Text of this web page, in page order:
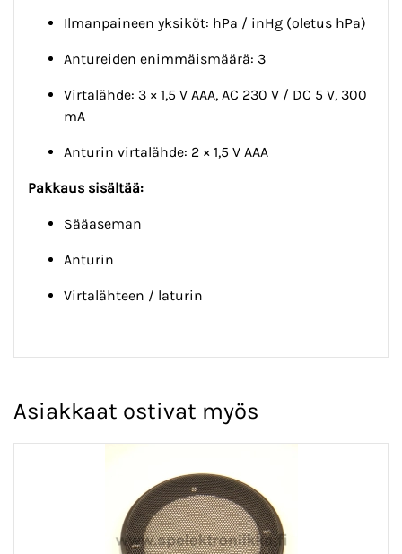
Ilmanpaineen yksiköt: hPa / inHg (oletus hPa)
Antureiden enimmäismäärä: 3
Virtalähde: 3 × 1,5 V AAA, AC 230 V / DC 5 V, 300
mA
Anturin virtalähde: 2 × 1,5 V AAA
Pakkaus sisältää:
Sääaseman
Anturin
Virtalähteen / laturin
Asiakkaat ostivat myös